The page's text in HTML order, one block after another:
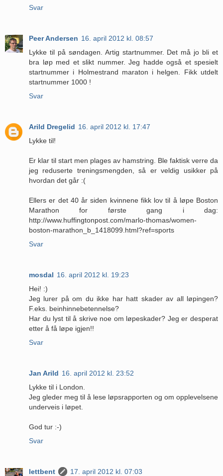
Svar
Peer Andersen 16. april 2012 kl. 08:57
Lykke til på søndagen. Artig startnummer. Det må jo bli et
bra løp med et slikt nummer. Jeg hadde også et spesielt
startnummer i Holmestrand maraton i helgen. Fikk utdelt
startnummer 1000 !
Svar
Arild Dregelid 16. april 2012 kl. 17:47
Lykke til!
Er klar til start men plages av hamstring. Ble faktisk verre da
jeg reduserte treningsmengden, så er veldig usikker på
hvordan det går :(
Ellers er det 40 år siden kvinnene fikk lov til å løpe Boston
Marathon for første gang i dag:
http://www.huffingtonpost.com/marlo-thomas/women-
boston-marathon_b_1418099.html?ref=sports
Svar
mosdal 16. april 2012 kl. 19:23
Hei! :)
Jeg lurer på om du ikke har hatt skader av all løpingen?
F.eks. beinhinnebetennelse?
Har du lyst til å skrive noe om løpeskader? Jeg er desperat
etter å få løpe igjen!!
Svar
Jan Arild 16. april 2012 kl. 23:52
Lykke til i London.
Jeg gleder meg til å lese løpsrapporten og om opplevelsene
underveis i løpet.
God tur :-)
Svar
lettbent 17. april 2012 kl. 07:03